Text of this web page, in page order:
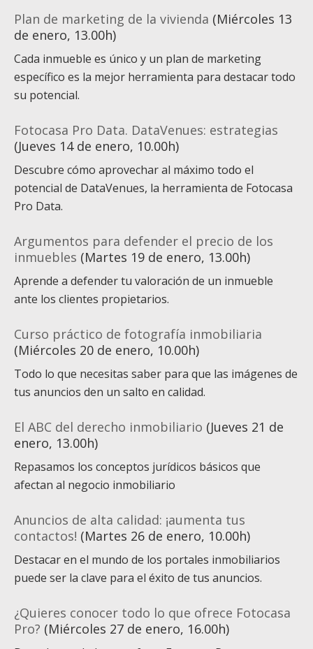
Plan de marketing de la vivienda (Miércoles 13
de enero, 13.00h)
Cada inmueble es único y un plan de marketing
específico es la mejor herramienta para destacar todo
su potencial.
Fotocasa Pro Data. DataVenues: estrategias
(Jueves 14 de enero, 10.00h)
Descubre cómo aprovechar al máximo todo el
potencial de DataVenues, la herramienta de Fotocasa
Pro Data.
Argumentos para defender el precio de los
inmuebles (Martes 19 de enero, 13.00h)
Aprende a defender tu valoración de un inmueble
ante los clientes propietarios.
Curso práctico de fotografía inmobiliaria
(Miércoles 20 de enero, 10.00h)
Todo lo que necesitas saber para que las imágenes de
tus anuncios den un salto en calidad.
El ABC del derecho inmobiliario (Jueves 21 de
enero, 13.00h)
Repasamos los conceptos jurídicos básicos que
afectan al negocio inmobiliario
Anuncios de alta calidad: ¡aumenta tus
contactos! (Martes 26 de enero, 10.00h)
Destacar en el mundo de los portales inmobiliarios
puede ser la clave para el éxito de tus anuncios.
¿Quieres conocer todo lo que ofrece Fotocasa
Pro? (Miércoles 27 de enero, 16.00h)